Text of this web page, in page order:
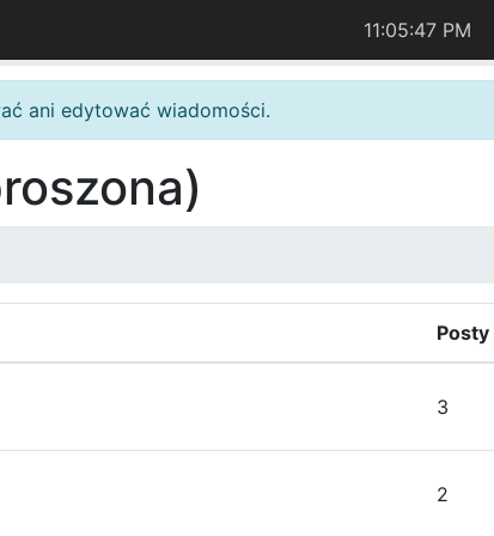
11:05:47 PM
ani edytować wiadomości.
Posty
3
2